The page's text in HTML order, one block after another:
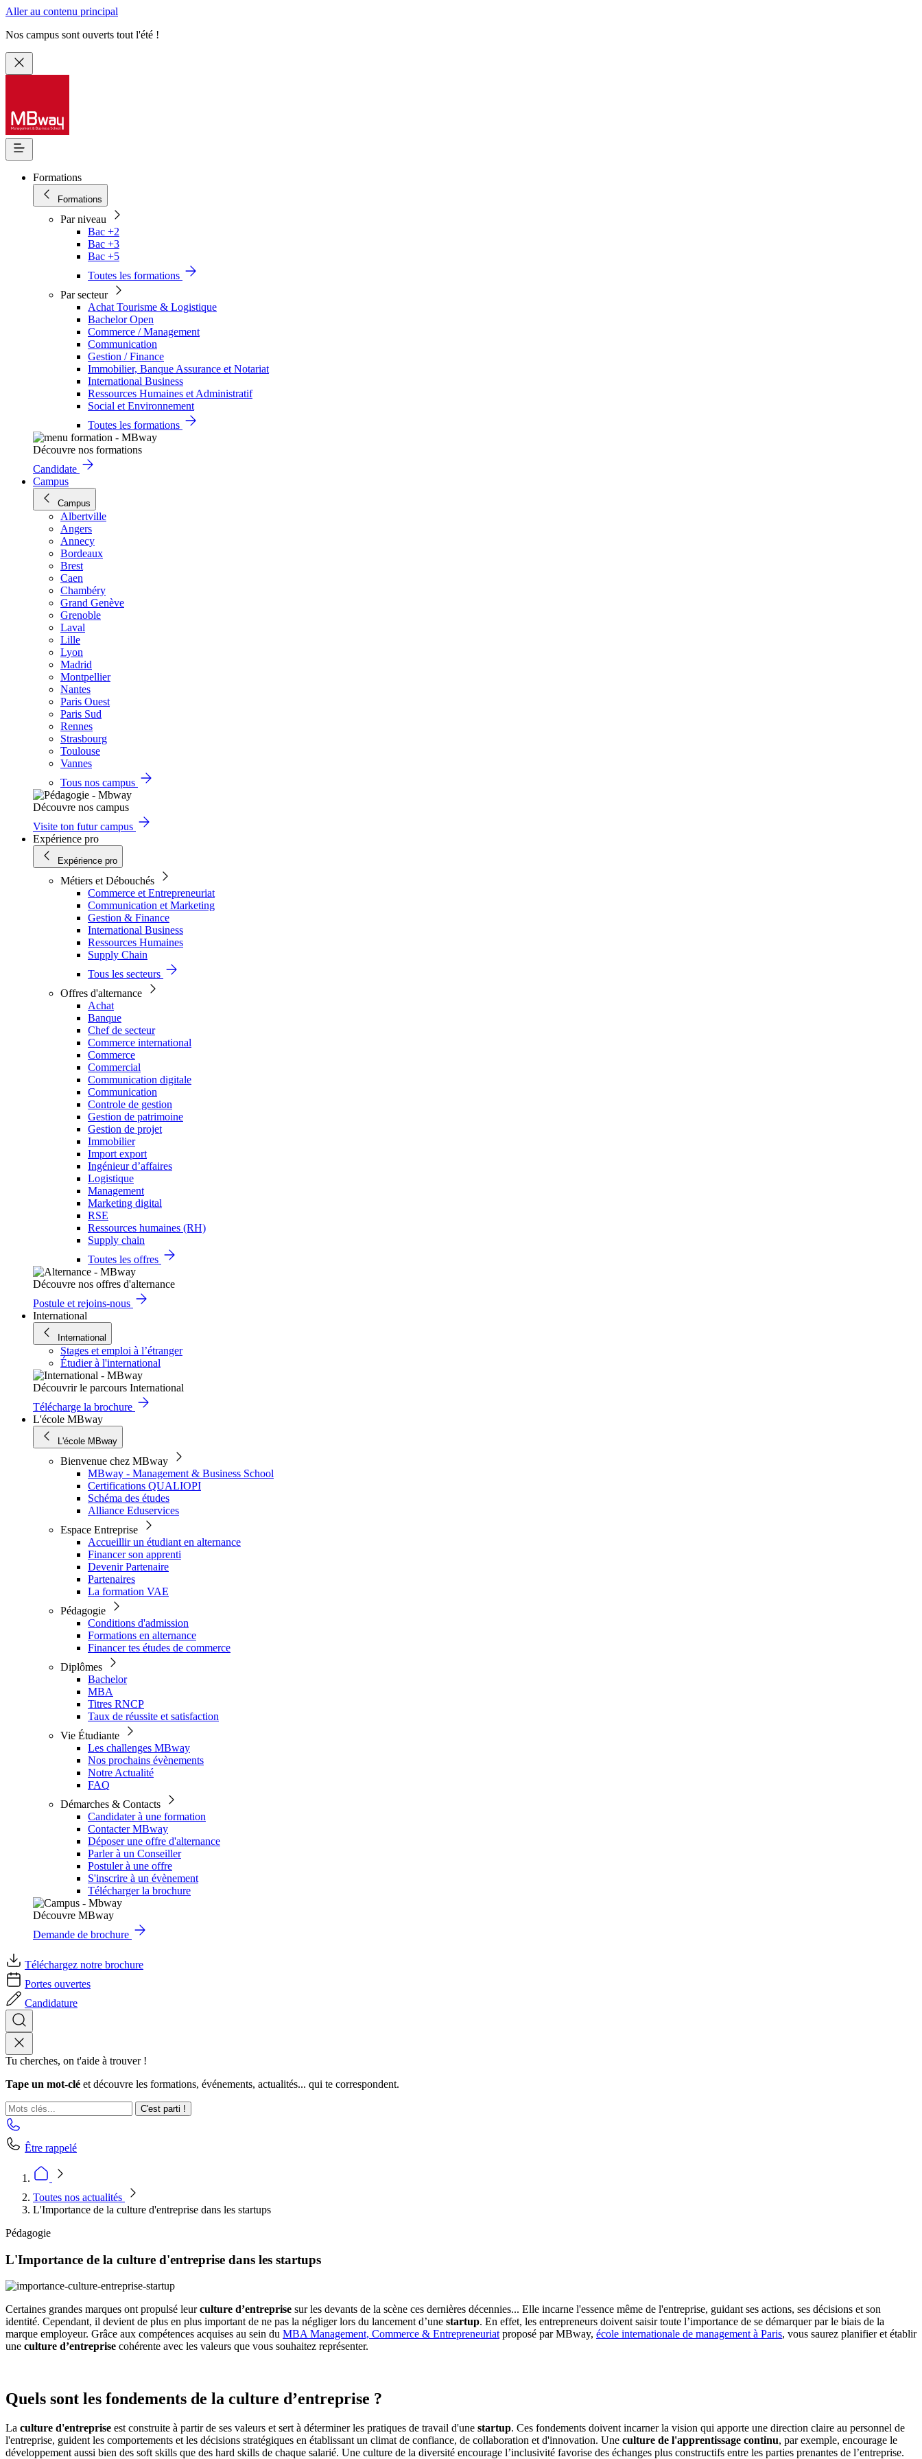
Aller au contenu principal
Nos campus sont ouverts tout l'été !
Formations
Formations
Par niveau
Bac +2
Bac +3
Bac +5
Toutes les formations
Par secteur
Achat Tourisme & Logistique
Bachelor Open
Commerce / Management
Communication
Gestion / Finance
Immobilier, Banque Assurance et Notariat
International Business
Ressources Humaines et Administratif
Social et Environnement
Toutes les formations
Découvre nos formations
Candidate
Campus
Campus
Albertville
Angers
Annecy
Bordeaux
Brest
Caen
Chambéry
Grand Genève
Grenoble
Laval
Lille
Lyon
Madrid
Montpellier
Nantes
Paris Ouest
Paris Sud
Rennes
Strasbourg
Toulouse
Vannes
Tous nos campus
Découvre nos campus
Visite ton futur campus
Expérience pro
Expérience pro
Métiers et Débouchés
Commerce et Entrepreneuriat
Communication et Marketing
Gestion & Finance
International Business
Ressources Humaines
Supply Chain
Tous les secteurs
Offres d'alternance
Achat
Banque
Chef de secteur
Commerce international
Commerce
Commercial
Communication digitale
Communication
Controle de gestion
Gestion de patrimoine
Gestion de projet
Immobilier
Import export
Ingénieur d’affaires
Logistique
Management
Marketing digital
RSE
Ressources humaines (RH)
Supply chain
Toutes les offres
Découvre nos offres d'alternance
Postule et rejoins-nous
International
International
Stages et emploi à l’étranger
Étudier à l'international
Découvrir le parcours International
Télécharge la brochure
L'école MBway
L'école MBway
Bienvenue chez MBway
MBway - Management & Business School
Certifications QUALIOPI
Schéma des études
Alliance Eduservices
Espace Entreprise
Accueillir un étudiant en alternance
Financer son apprenti
Devenir Partenaire
Partenaires
La formation VAE
Pédagogie
Conditions d'admission
Formations en alternance
Financer tes études de commerce
Diplômes
Bachelor
MBA
Titres RNCP
Taux de réussite et satisfaction
Vie Étudiante
Les challenges MBway
Nos prochains évènements
Notre Actualité
FAQ
Démarches & Contacts
Candidater à une formation
Contacter MBway
Déposer une offre d'alternance
Parler à un Conseiller
Postuler à une offre
S'inscrire à un évènement
Télécharger la brochure
Découvre MBway
Demande de brochure
Téléchargez notre brochure
Portes ouvertes
Candidature
Tu cherches, on t'aide à trouver !
Tape un mot-clé et découvre les formations, événements, actualités... qui te correspondent.
C'est parti !
Être rappelé
Toutes nos actualités
L'Importance de la culture d'entreprise dans les startups
Pédagogie
L'Importance de la culture d'entreprise dans les startups
Certaines grandes marques ont propulsé leurculture d’entreprise sur les devants de la scène ces dernières décennies... Elle incarne l'essence même de l'entreprise, guidant ses actions, ses décisions et son
identité. Cependant, il devient de plus en plus important de ne pas la négliger lors du lancement d’une startup. En effet, les entrepreneurs doivent saisir toute l’importance de se démarquer par le biais de la
marque employeur. Grâce aux compétences acquises au sein du MBA Management, Commerce & Entrepreneuriatproposé par MBway, école internationale de management à Paris, vous saurez planifier et établir
une culture d’entreprise cohérente avec les valeurs que vous souhaitez représenter.
Quels sont les fondements de la culture d’entreprise ?
La culture d'entreprise est construite à partir de ses valeurs et sert à déterminer les pratiques de travail d'une startup. Ces fondements doivent incarner la vision qui apporte une direction claire au personnel de
l'entreprise, guident les comportements et les décisions stratégiques en établissant un climat de confiance, de collaboration et d'innovation. Une culture de l'apprentissage continu, par exemple, encourage le
développement aussi bien des soft skills que des hard skills de chaque salarié. Une culture de la diversité encourage l’inclusivité favorise des échanges plus constructifs entre les parties prenantes de l’entreprise.